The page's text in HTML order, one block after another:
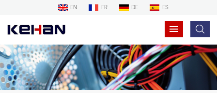
EN FR DE ES